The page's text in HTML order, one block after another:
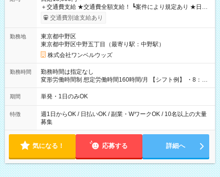
＋交通費支給 ★交通費全額支給！ ┗案件により規定あり ★日払
いOK！（規定あり） ┗働いたその日に現金GET♪ お仕事後はコ
ンビニATMから 日払い分を引き落とせます！ 【試用期間】試
交通費別途支給あり
勤務地
東京都中野区
東京都中野区中野五丁目（最寄り駅：中野駅）
株式会社ワンベルウッズ
勤務時間
勤務時間は指定なし
変形労働時間制 想定労働時間160時間/月 【シフト例】 ・8：00
～21：00
期間 単発・1日のみOK
特徴
週1日からOK / 日払いOK / 副業・WワークOK / 10名以上の大量
募集
気になる！ 応募する 詳細へ